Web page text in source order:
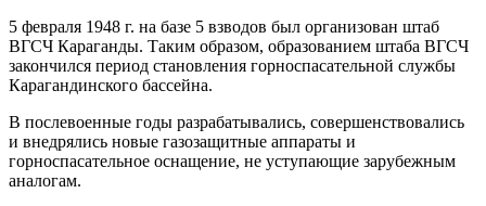
5 февраля 1948 г. на базе 5 взводов был организован штаб
ВГСЧ Караганды. Таким образом, образованием штаба ВГСЧ
закончился период становления горноспасательной службы
Карагандинского бассейна.
В послевоенные годы разрабатывались, совершенствовались
и внедрялись новые газозащитные аппараты и
горноспасательное оснащение, не уступающие зарубежным
аналогам.